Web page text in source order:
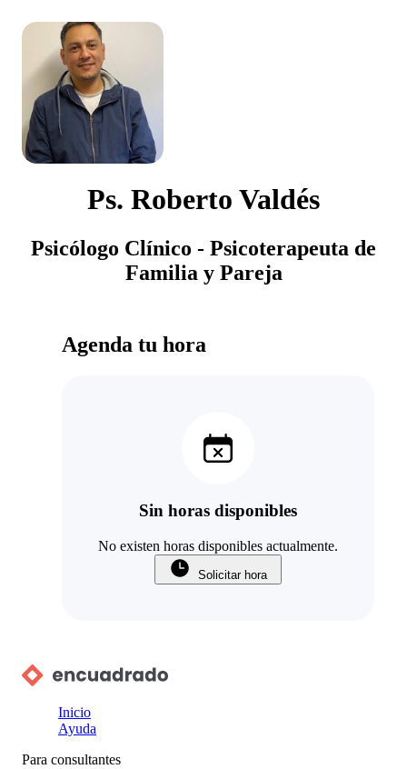
Ps. Roberto Valdés
Psicólogo Clínico - Psicoterapeuta de
Familia y Pareja
Agenda tu hora
Sin horas disponibles
No existen horas disponibles actualmente.
Solicitar hora
Inicio
Ayuda
Para consultantes